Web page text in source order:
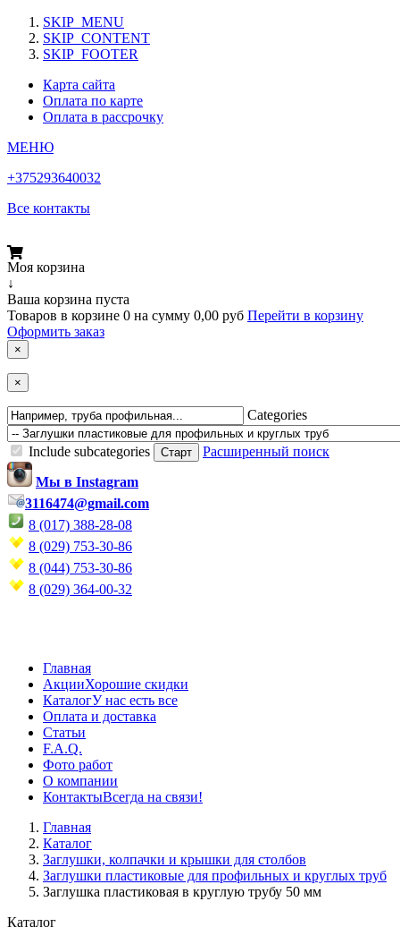
SKIP_MENU
SKIP_CONTENT
SKIP_FOOTER
Карта сайта
Оплата по карте
Оплата в рассрочку
МЕНЮ
+375293640032
Все контакты
Моя корзина
↓
Ваша корзина пуста
Товаров в корзине 0 на сумму 0,00 руб Перейти в корзину
Оформить заказ
×
×
Categories
Include subcategories
Расширенный поиск
Мы в Instagram
3116474@gmail.com
8 (017) 388-28-08
8 (029) 753-30-86
8 (044) 753-30-86
8 (029) 364-00-32
Главная
АкцииХорошие скидки
КаталогУ нас есть все
Оплата и доставка
Статьи
F.A.Q.
Фото работ
О компании
КонтактыВсегда на связи!
Главная
Каталог
Заглушки, колпачки и крышки для столбов
Заглушки пластиковые для профильных и круглых труб
Заглушка пластиковая в круглую трубу 50 мм
Каталог